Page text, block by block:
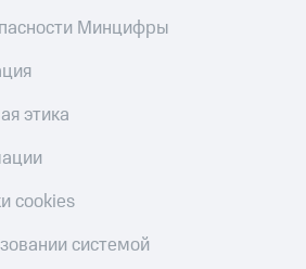
Минцифры
этика
cookies
системой